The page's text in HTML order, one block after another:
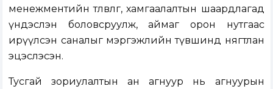
менежментийн төлөвлөгөө, хамгаалалтын шаардлагад
үндэслэн боловсруулж, аймаг орон нутгаас
ирүүлсэн саналыг мэргэжлийн түвшинд нягтлан
эцэслэсэн.
Тусгай зориулалтын ан агнуур нь агнуурын